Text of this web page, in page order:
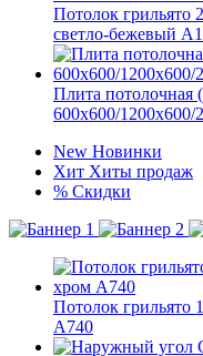
Потолок грильято
светло-бежевый
Плита потолочная
600x600/
New Новинки
Хит Хиты продаж
% Скидки
Потолок грильято
А740